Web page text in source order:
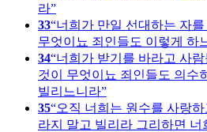
라
33 너희가 만일 선대하는 자
무엇이뇨 죄인들도 이렇게 하
34 너희가 받기를 바라고 사
것이 무엇이뇨 죄인들도 의수
빌리느니라
35 오직 너희는 원수를 사랑
라지 말고 빌리라 그리하면